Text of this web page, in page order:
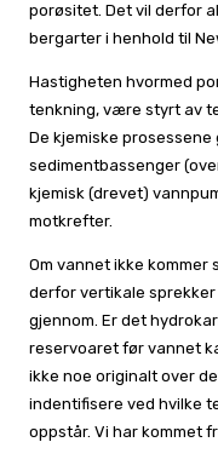
porøsitet. Det vil derfor
bergarter i henhold til
Hastigheten hvormed
tenkning, være styrt av
De kjemiske
sedimentbassenger
kjemisk (drevet)
motkrefter.
Om vannet ikke
derfor vertikale
gjennom. Er det
reservoaret før vannet
ikke noe originalt over
indentifisere ved hvilke
oppstår. Vi har kommet